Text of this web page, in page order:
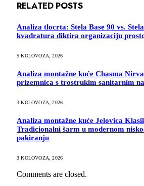
RELATED POSTS
Analiza tlocrta: Stela Base 90 vs.
kvadratura diktira organizaciju
5 KOLOVOZA, 2026
Analiza montažne kuće Chasma
prizemnica s trostrukim sanitarnim
3 KOLOVOZA, 2026
Analiza montažne kuće Jelovica
Tradicionalni šarm u modernom
pakiranju
3 KOLOVOZA, 2026
Comments are closed.